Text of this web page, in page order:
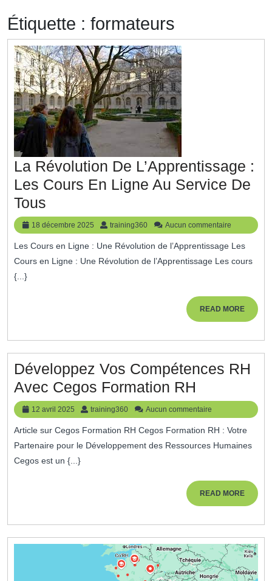
Étiquette : formateurs
La Révolution De L’Apprentissage :
Les Cours En Ligne Au Service De
Tous
Révolution
De
L’Apprentissage
Au
Service
De
Tous
18 décembre 2025
18
décembre
2025
training360 training360
Aucun commentaire
Les Cours en Ligne : Une Révolution de l’Apprentissage Les
Cours en Ligne : Une Révolution de l’Apprentissage Les cours
{...}
READ MOREREAD
MORE
Développez Vos Compétences RH
Avec Cegos Formation RH
Vos
RH
Cegos
Formation
12 avril 2025
12
avril
2025
training360 training360
Aucun commentaire
Article sur Cegos Formation RH Cegos Formation RH : Votre
Partenaire pour le Développement des Ressources Humaines
Cegos est un {...}
READ MOREREAD
MORE